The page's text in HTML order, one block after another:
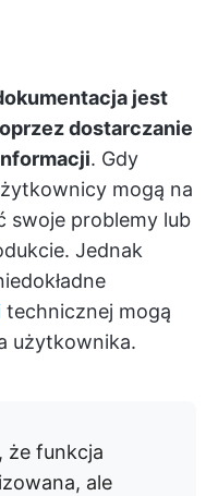
jest
dostarczanie
. Gdy
mogą na
swoje problemy lub
Jednak
technicznej mogą
użytkownika.
że funkcja
ale